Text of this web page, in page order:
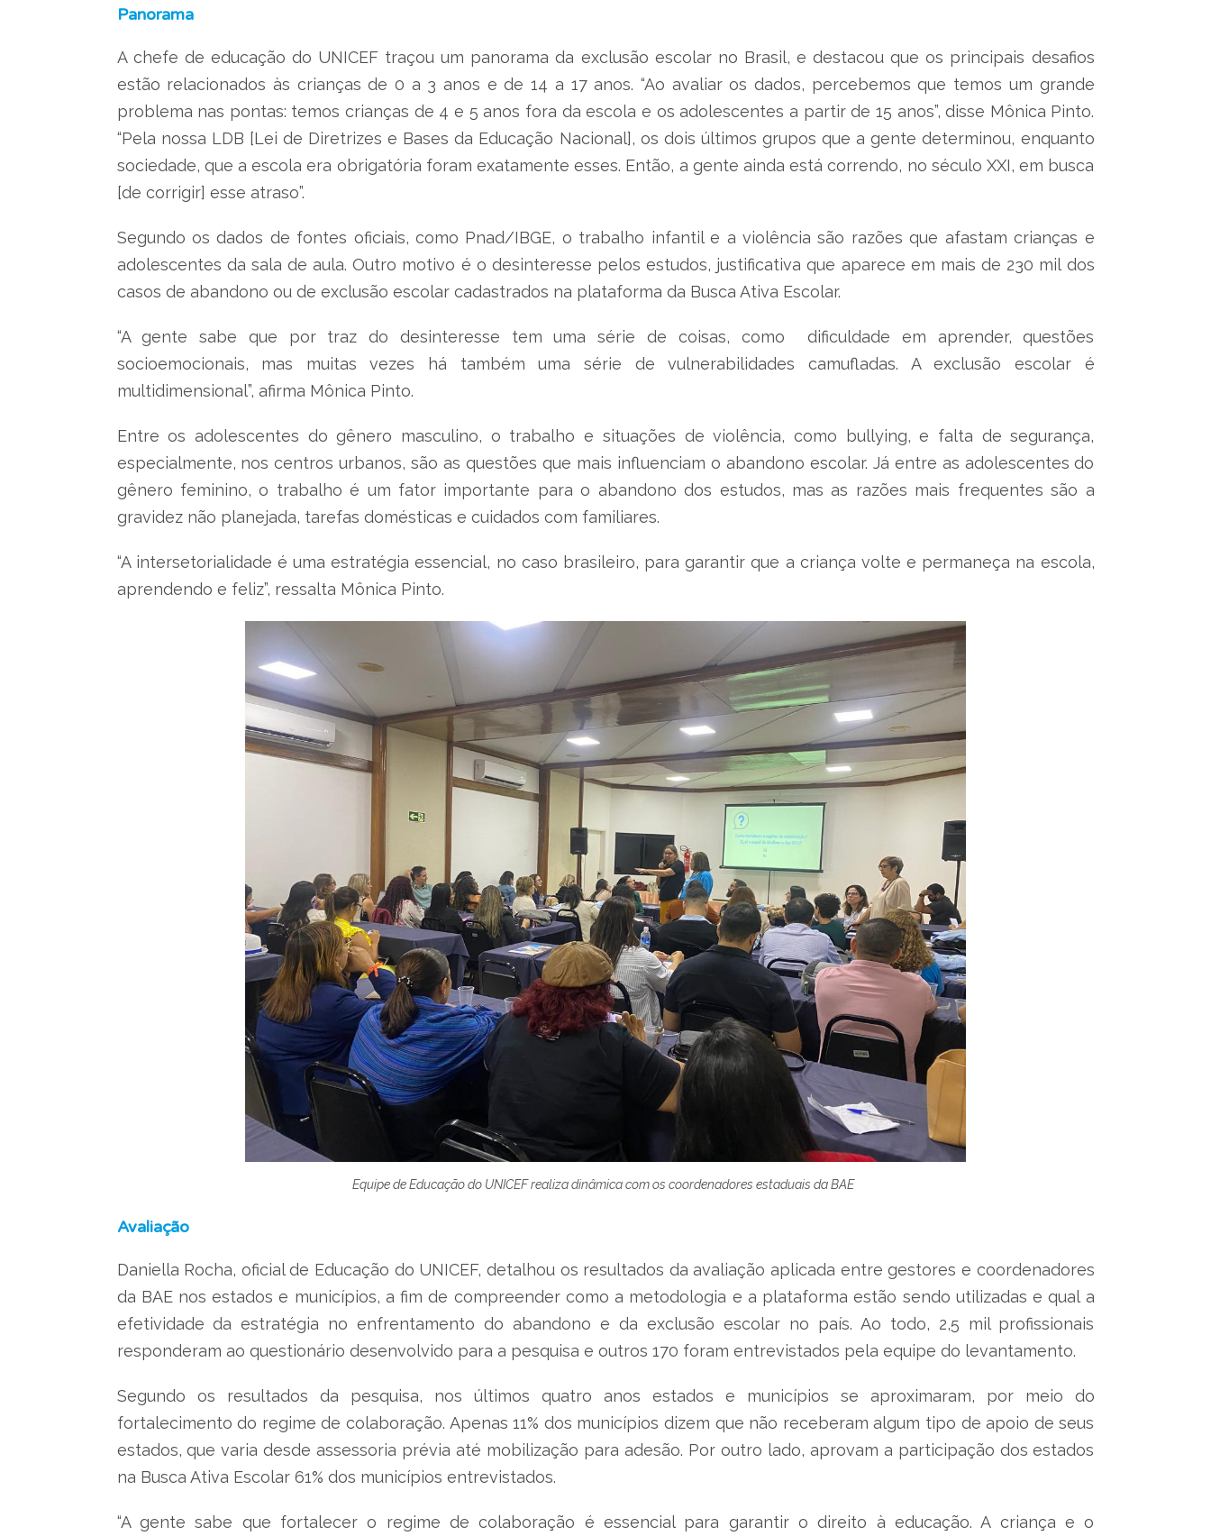
Panorama
A chefe de educação do UNICEF traçou um panorama da exclusão escolar no Brasil, e destacou que os principais desafios
estão relacionados às crianças de 0 a 3 anos e de 14 a 17 anos. “Ao avaliar os dados, percebemos que temos um grande
problema nas pontas: temos crianças de 4 e 5 anos fora da escola e os adolescentes a partir de 15 anos”, disse Mônica Pinto.
“Pela nossa LDB [Lei de Diretrizes e Bases da Educação Nacional], os dois últimos grupos que a gente determinou, enquanto
sociedade, que a escola era obrigatória foram exatamente esses. Então, a gente ainda está correndo, no século XXI, em busca
[de corrigir] esse atraso”.
Segundo os dados de fontes oficiais, como Pnad/IBGE, o trabalho infantil e a violência são razões que afastam crianças e
adolescentes da sala de aula. Outro motivo é o desinteresse pelos estudos, justificativa que aparece em mais de 230 mil dos
casos de abandono ou de exclusão escolar cadastrados na plataforma da Busca Ativa Escolar.
“A gente sabe que por traz do desinteresse tem uma série de coisas, como dificuldade em aprender, questões
socioemocionais, mas muitas vezes há também uma série de vulnerabilidades camufladas. A exclusão escolar é
multidimensional”, afirma Mônica Pinto.
Entre os adolescentes do gênero masculino, o trabalho e situações de violência, como bullying, e falta de segurança,
especialmente, nos centros urbanos, são as questões que mais influenciam o abandono escolar. Já entre as adolescentes do
gênero feminino, o trabalho é um fator importante para o abandono dos estudos, mas as razões mais frequentes são a
gravidez não planejada, tarefas domésticas e cuidados com familiares.
“A intersetorialidade é uma estratégia essencial, no caso brasileiro, para garantir que a criança volte e permaneça na escola,
aprendendo e feliz”, ressalta Mônica Pinto.
Equipe de Educação do UNICEF realiza dinâmica com os coordenadores estaduais da BAE
Avaliação
Daniella Rocha, oficial de Educação do UNICEF, detalhou os resultados da avaliação aplicada entre gestores e coordenadores
da BAE nos estados e municípios, a fim de compreender como a metodologia e a plataforma estão sendo utilizadas e qual a
efetividade da estratégia no enfrentamento do abandono e da exclusão escolar no país. Ao todo, 2,5 mil profissionais
responderam ao questionário desenvolvido para a pesquisa e outros 170 foram entrevistados pela equipe do levantamento.
Segundo os resultados da pesquisa, nos últimos quatro anos estados e municípios se aproximaram, por meio do
fortalecimento do regime de colaboração. Apenas 11% dos municípios dizem que não receberam algum tipo de apoio de seus
estados, que varia desde assessoria prévia até mobilização para adesão. Por outro lado, aprovam a participação dos estados
na Busca Ativa Escolar 61% dos municípios entrevistados.
“A gente sabe que fortalecer o regime de colaboração é essencial para garantir o direito à educação. A criança e o